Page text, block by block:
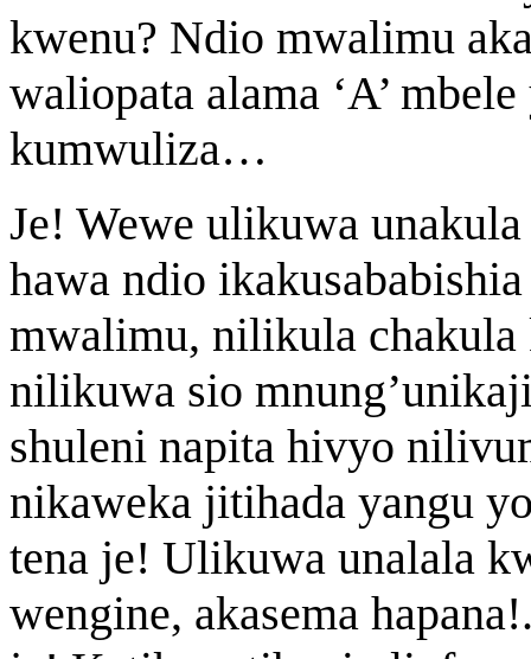
kwenu? Ndio mwalimu
waliopata alama ‘A’
kumwuliza…
Je! Wewe ulikuwa
hawa ndio
mwalimu, nilikula
nilikuwa sio
shuleni napita hivyo
nikaweka jitihada yangu
tena je! Ulikuwa unalala
wengine, akasema